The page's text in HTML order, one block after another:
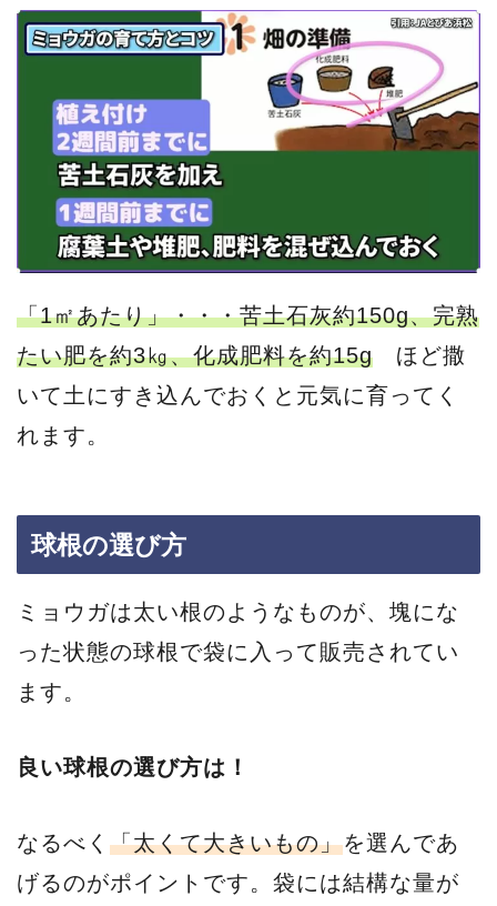
「1㎡あたり」・・・苦土石灰約150g、完熟
たい肥を約3㎏、化成肥料を約15g ほど撒
いて土にすき込んでおくと元気に育ってく
れます。
球根の選び方
ミョウガは太い根のようなものが、塊にな
った状態の球根で袋に入って販売されてい
ます。
良い球根の選び方は！
なるべく 「太くて大きいもの」を選んであ
げるのがポイントです。袋には結構な量が